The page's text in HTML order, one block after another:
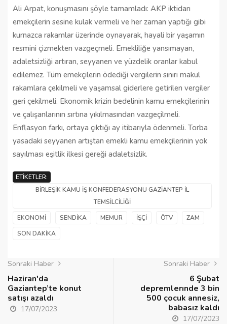
Ali Arpat, konuşmasını şöyle tamamladı: AKP iktidarı
emekçilerin sesine kulak vermeli ve her zaman yaptığı gibi
kurnazca rakamlar üzerinde oynayarak, hayali bir yaşamın
resmini çizmekten vazgeçmeli. Emekliliğe yansımayan,
adaletsizliği artıran, seyyanen ve yüzdelik oranlar kabul
edilemez. Tüm emekçilerin ödediği vergilerin sınırı makul
rakamlara çekilmeli ve yaşamsal giderlere getirilen vergiler
geri çekilmeli. Ekonomik krizin bedelinin kamu emekçilerinin
ve çalışanlarının sırtına yıkılmasından vazgeçilmeli.
Enflasyon farkı, ortaya çıktığı ay itibarıyla ödenmeli. Torba
yasadaki seyyanen artıştan emekli kamu emekçilerinin yok
sayılması eşitlik ilkesi gereği adaletsizlik.
ETIKETLER:
BIRLEŞIK KAMU İŞ KONFEDERASYONU GAZIANTEP İL
TEMSILCILIĞI
EKONOMI
SENDIKA MEMUR İŞÇI ÖTV
ZAM
SON DAKIKA
Sonraki Haber
Haziran'da
Gaziantep’te konut
satışı azaldı
17/07/2023
Sonraki Haber
6 Şubat
depremlerınde 3 bin
500 çocuk annesiz,
babasız kaldı
17/07/2023